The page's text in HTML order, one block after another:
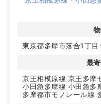
路線が利用可能な「多
多くの患者様にとって
◆駅前1階の視認性高い
しやすく、利便性が高い
出入口が2か所あり、メ
ているため、視認性も抜
東京都多摩市落合1丁目
最
京王相模原線 京王多摩
小田急多摩線 小田急多
多摩都市モノレール線